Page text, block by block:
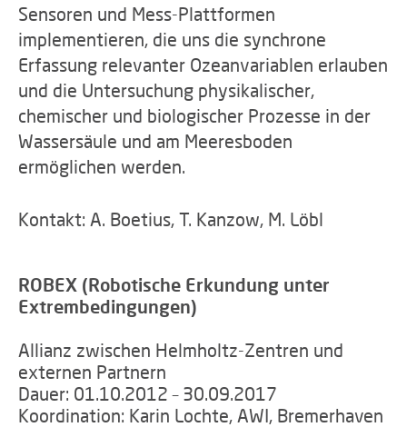
Sensoren und Mess-Plattformen
implementieren, die uns die synchrone
Erfassung relevanter Ozeanvariablen erlauben
und die Untersuchung physikalischer,
chemischer und biologischer Prozesse in der
Wassersäule und am Meeresboden
ermöglichen werden.
Kontakt: A. Boetius, T. Kanzow, M. Löbl
ROBEX (Robotische Erkundung unter
Extrembedingungen)
Allianz zwischen Helmholtz-Zentren und
externen Partnern
Dauer: 01.10.2012 – 30.09.2017
Koordination: Karin Lochte, AWI, Bremerhaven